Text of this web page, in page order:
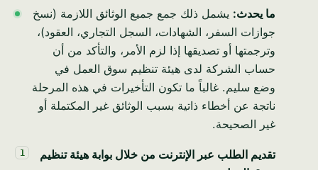
ما يحدث: يشمل ذلك جمع جميع الوثائق اللازمة (نسخ
جوازات السفر، الشهادات، السجل التجاري، العقود)،
وترجمتها أو تصديقها إذا لزم الأمر، والتأكد من أن
حساب الشركة لدى هيئة تنظيم سوق العمل في
وضع سليم. غالباً ما تكون التأخيرات في هذه المرحلة
ناتجة عن أخطاء ذاتية بسبب الوثائق غير المكتملة أو
غير الصحيحة.
تقديم الطلب عبر الإنترنت من خلال بوابة هيئة تنظيم